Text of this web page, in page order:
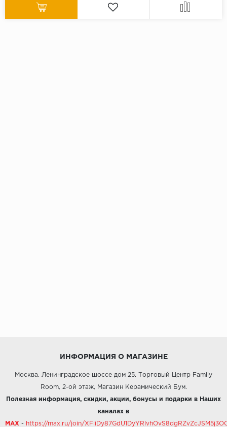
ИНФОРМАЦИЯ О МАГАЗИНЕ
Москва, Ленинградское шоссе дом 25, Торговый Центр Family
Room, 2-ой этаж, Магазин Керамический Бум.
Полезная информация, скидки, акции, бонусы и подарки в Наших
каналах в
MAX - https://max.ru/join/